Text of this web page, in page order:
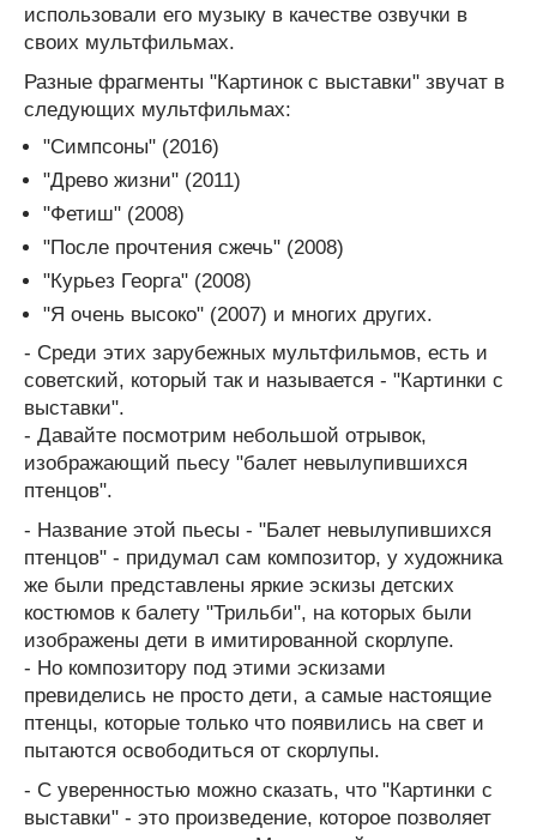
использовали его музыку в качестве озвучки в
своих мультфильмах.
Разные фрагменты "Картинок с выставки" звучат в
следующих мультфильмах:
"Симпсоны" (2016)
"Древо жизни" (2011)
"Фетиш" (2008)
"После прочтения сжечь" (2008)
"Курьез Георга" (2008)
"Я очень высоко" (2007) и многих других.
- Среди этих зарубежных мультфильмов, есть и
советский, который так и называется - "Картинки с
выставки".
- Давайте посмотрим небольшой отрывок,
изображающий пьесу "балет невылупившихся
птенцов".
- Название этой пьесы - "Балет невылупившихся
птенцов" - придумал сам композитор, у художника
же были представлены яркие эскизы детских
костюмов к балету "Трильби", на которых были
изображены дети в имитированной скорлупе.
- Но композитору под этими эскизами
превиделись не просто дети, а самые настоящие
птенцы, которые только что появились на свет и
пытаются освободиться от скорлупы.
- С уверенностью можно сказать, что "Картинки с
выставки" - это произведение, которое позволяет